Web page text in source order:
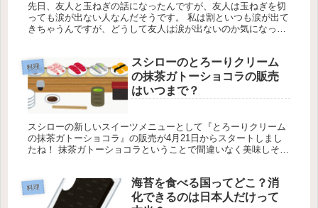
先日、友人と玉ねぎの話になったんですが、友人は玉ねぎを切
っても涙が出ない人なんだそうです。 私は割といつも涙が出て
きちゃうんですが、どうして友人は涙が出ないのか気になった
料理
スシローのとろーりクリーム
の抹茶ガトーショコラの販売
はいつまで？
スシローの新しいスイーツメニューとして『とろーりクリーム
の抹茶ガトーショコラ』の販売が4月21日からスタートしまし
たね！ 抹茶ガトーショコラということで間違いなく美味しそう
料理
海苔を食べる国ってどこ？消
化できるのは日本人だけって